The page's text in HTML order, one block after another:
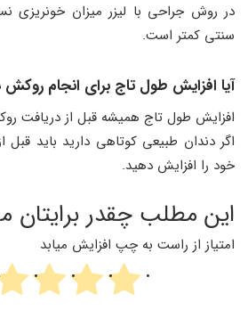
در روش جراحی با لیزر میزان خونریزی
سنتی کمتر است.
آیا افزایش طول تاج برای انجام
افزایش طول تاج همیشه قبل از دریافت
اگر دندان طبیعی کوتاهی دارید باید
خود را افزایش دهید.
این مطلب چقدر برایتان
امتیاز از راست به چپ افزایش میابد